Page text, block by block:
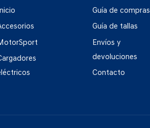
Guía de compras
Guía de tallas
Envíos y
devoluciones
Contacto